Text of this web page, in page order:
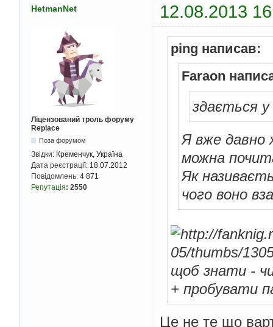
HetmanNet 12.08.2013
Ліцензований троль форуму
Replace
Поза форумом
Звідки: Кременчук, Україна
Дата реєстрації: 18.07.2012
Повідомлень: 4 871
Репутація: 2550
ping написав:
Faraon
здається у
Я вже давно
можна
Як
чого воно
щоб знати -
+ пробувати
Це не те що